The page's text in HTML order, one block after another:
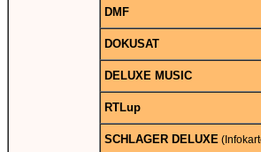
DMF
DOKUSAT
DELUXE MUSIC
RTLup
SCHLAGER DELUXE